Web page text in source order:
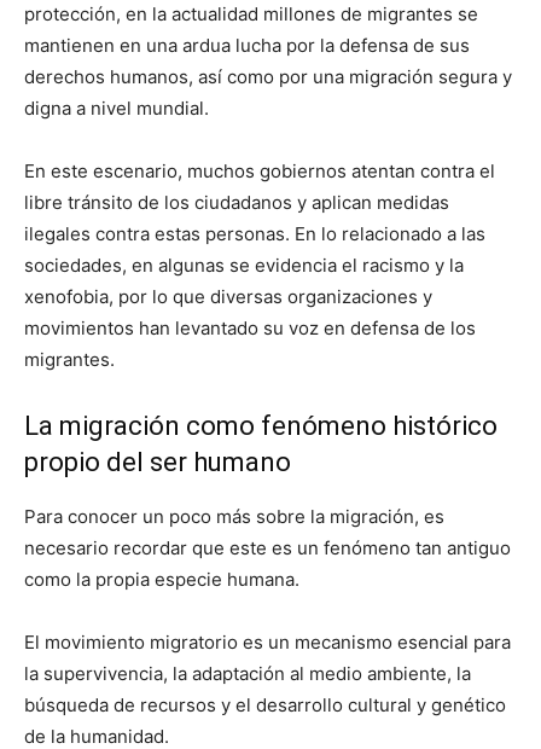
protección, en la actualidad millones de migrantes se
mantienen en una ardua lucha por la defensa de sus
derechos humanos, así como por una migración segura y
digna a nivel mundial.
En este escenario, muchos gobiernos atentan contra el
libre tránsito de los ciudadanos y aplican medidas
ilegales contra estas personas. En lo relacionado a las
sociedades, en algunas se evidencia el racismo y la
xenofobia, por lo que diversas organizaciones y
movimientos han levantado su voz en defensa de los
migrantes.
La migración como fenómeno histórico
propio del ser humano
Para conocer un poco más sobre la migración, es
necesario recordar que este es un fenómeno tan antiguo
como la propia especie humana.
El movimiento migratorio es un mecanismo esencial para
la supervivencia, la adaptación al medio ambiente, la
búsqueda de recursos y el desarrollo cultural y genético
de la humanidad.